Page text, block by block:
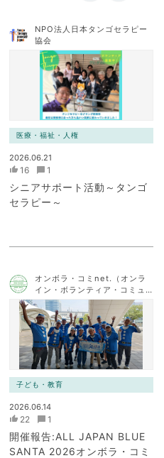
NPO法人日本タンゴセラピー
協会
医療・福祉・人権
2026.06.21
16 1
シニアサポート活動～タンゴ
セラピー～
オンボラ・コミnet.（オンラ
イン・ボランティア・コミュ
ニケーション・ネットワー
ク）
子ども・教育
2026.06.14
22 1
開催報告:ALL JAPAN BLUE
SANTA 2026オンボラ・コミ